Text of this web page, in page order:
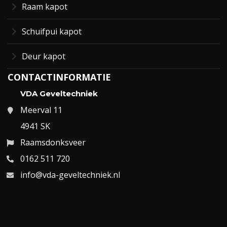
Raam kapot
Schuifpui kapot
Deur kapot
CONTACTINFORMATIE
VDA Geveltechniek
Meerval 11
4941 SK
Raamsdonksveer
0162 511 720
info@vda-geveltechniek.nl